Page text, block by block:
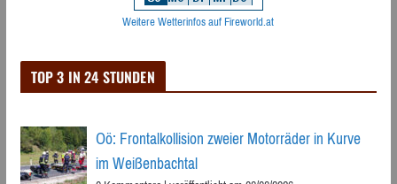
Weitere Wetterinfos auf Fireworld.at
TOP 3 IN 24 STUNDEN
Oö: Frontalkollision zweier Motorräder in Kurve
im Weißenbachtal